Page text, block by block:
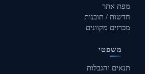
מפת אתר
חדשות / תובנות
מכרזים מקוונים
משפטי
תנאים והגבלות